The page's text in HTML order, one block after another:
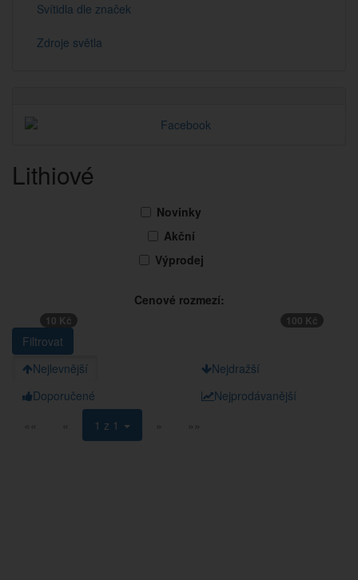
Svítidla dle značek
Zdroje světla
Lithiové
Novinky
Akční
Výprodej
Cenové rozmezí:
10 Kč 100 Kč
Nejlevnější
Nejdražší
Doporučené
Nejprodávanější
««
« 1 z 1 » »»